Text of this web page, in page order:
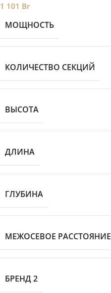
1 101 Br
МОЩНОСТЬ
КОЛИЧЕСТВО СЕКЦИЙ
ВЫСОТА
ДЛИНА
ГЛУБИНА
МЕЖОСЕВОЕ РАССТОЯНИЕ
БРЕНД 2